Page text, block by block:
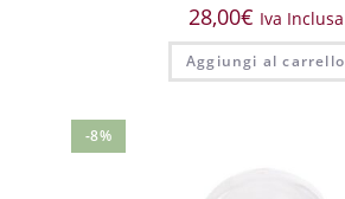
28,00€ Iva Inclusa
Aggiungi al carrello
-8%